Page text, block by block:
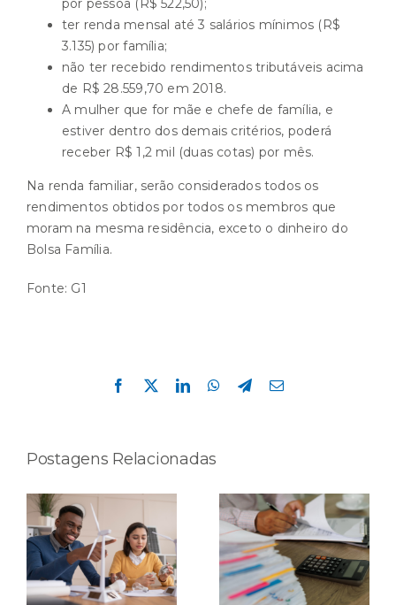
por pessoa (R$ 522,50);
ter renda mensal até 3 salários mínimos (R$
3.135) por família;
não ter recebido rendimentos tributáveis acima
de R$ 28.559,70 em 2018.
A mulher que for mãe e chefe de família, e
estiver dentro dos demais critérios, poderá
receber R$ 1,2 mil (duas cotas) por mês.
Na renda familiar, serão considerados todos os
rendimentos obtidos por todos os membros que
moram na mesma residência, exceto o dinheiro do
Bolsa Família.
Fonte: G1
Facebook
X LinkedInWhatsApp
Telegram
E-
Postagens Relacionadas